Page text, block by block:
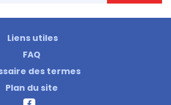
Liens utiles
FAQ
des termes
Plan du site